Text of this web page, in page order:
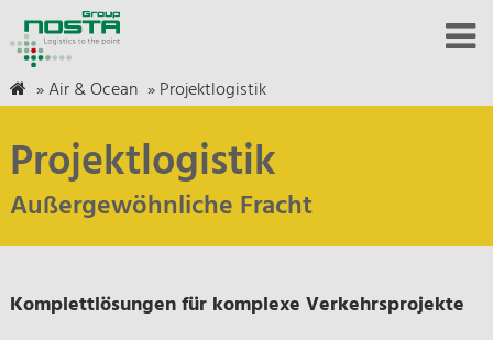
»Air & Ocean »Projektlogistik
Projektlogistik
Außergewöhnliche Fracht
Komplettlösungen für komplexe Verkehrsprojekte